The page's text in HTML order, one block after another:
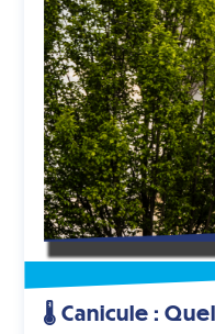
🌡️ Canicule :